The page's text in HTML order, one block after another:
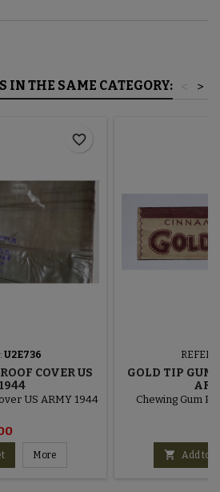
IN THE SAME CATEGORY: >
<
U2E736
COVER US
US ARMY 1944
More
favorite_border
GOLD TIP GUM
Chewing Gum
 Add to